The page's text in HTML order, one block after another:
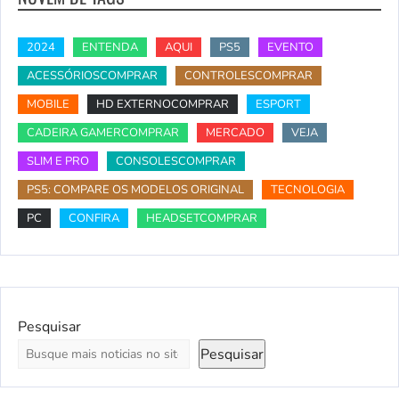
2024 ENTENDA AQUI PS5
EVENTO
ACESSÓRIOSCOMPRAR
CONTROLESCOMPRAR
MOBILE
HD EXTERNOCOMPRAR
ESPORT
CADEIRA GAMERCOMPRAR
MERCADO
VEJA
SLIM E PRO
CONSOLESCOMPRAR
PS5: COMPARE OS MODELOS ORIGINAL
TECNOLOGIA
PC
CONFIRA HEADSETCOMPRAR
Pesquisar
Pesquisar